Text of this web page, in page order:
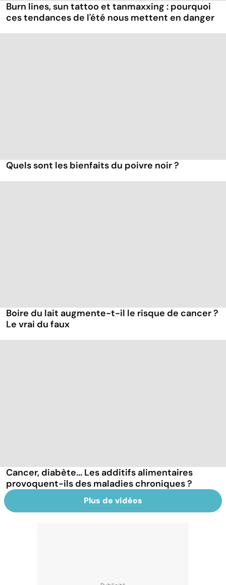
Burn lines, sun tattoo et tanmaxxing : pourquoi
ces tendances de l'été nous mettent en danger
Quels sont les bienfaits du poivre noir ?
Boire du lait augmente-t-il le risque de cancer ?
Le vrai du faux
Cancer, diabète... Les additifs alimentaires
provoquent-ils des maladies chroniques ?
Plus de vidéos